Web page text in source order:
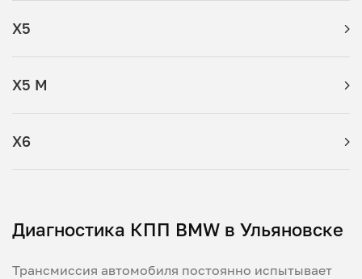
X5
X5 M
X6
Диагностика КПП BMW в Ульяновске
Трансмиссия автомобиля постоянно испытывает